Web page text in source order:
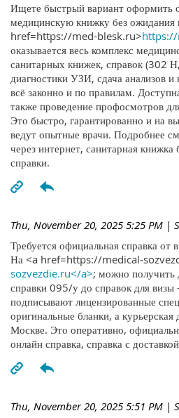
Ищете быстрый вариант оформить
медицинскую книжку без ожидания
href=https://med-blesk.ru>
оказывается весь комплекс
санитарных книжек, справок
диагностики УЗИ, сдача анализов и
всё законно и по правилам.
также проведение профосмотров
Это быстро, гарантированно и на
ведут опытные врачи. Подробнее
через интернет, санитарная
справки.
Thu, November 20, 2025 5:25 PM |
Требуется официальная справка от
На <a href=https://medical-
sozvezdie.ru</a>; можно
справки 095/у до справок для
подписывают лицензированные
оригинальные бланки, а курьерская
Москве. Это оперативно,
онлайн справка, справка с
Thu, November 20, 2025 5:51 PM |